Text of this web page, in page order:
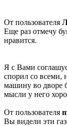
От пользователя
Еще раз отмечу
нравится.
Я с Вами
спорил со всеми,
машину во дворе
мысли у него
От пользователя
Вы видели эти